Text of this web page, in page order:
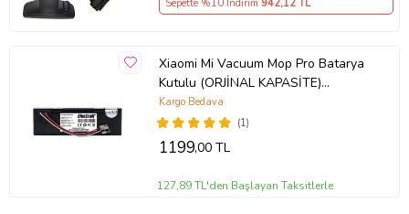
Sepette %10 İndirim 942,12 TL
Xiaomi Mi Vacuum Mop Pro Batarya
Kutulu (ORJİNAL KAPASİTE)
3.200mah Robot Süpürge Bataryası
(1)
Kargo Bedava
1199,00 TL
127,89 TL'den Başlayan Taksitlerle